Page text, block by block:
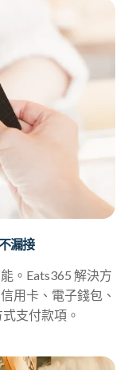
漏接
。Eats365 解決方
用卡、電子錢包、
支付款項。